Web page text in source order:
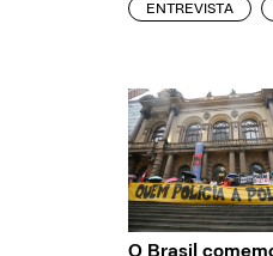
ENTREVISTA
O Brasil